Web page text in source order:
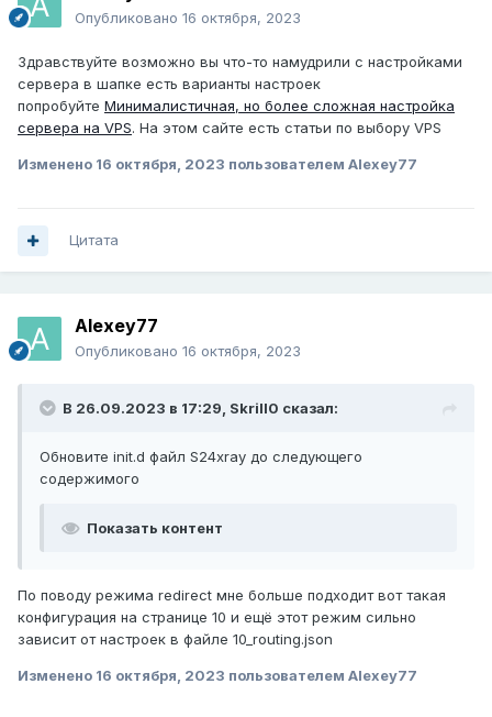
Опубликовано 16 октября, 2023
Здравствуйте возможно вы что-то намудрили с настройками
сервера в шапке есть варианты настроек
попробуйте Минималистичная, но более сложная настройка
сервера на VPS. На этом сайте есть статьи по выбору VPS
Изменено 16 октября, 2023 пользователем Alexey77
Цитата
Alexey77
Опубликовано 16 октября, 2023
В 26.09.2023 в 17:29, Skrill0 сказал:
Обновите init.d файл S24xray до следующего
содержимого
Показать контент
По поводу режима redirect мне больше подходит вот такая
конфигурация на странице 10 и ещё этот режим сильно
зависит от настроек в файле 10_routing.json
Изменено 16 октября, 2023 пользователем Alexey77